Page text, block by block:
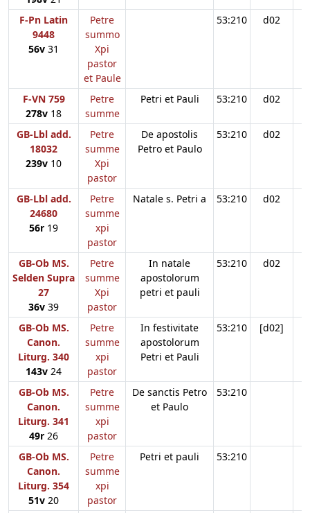
F-Pn Latin
9448
56v 31
Petre
summo
Xpi
pastor
et Paule
53:210 d02
F-VN 759
278v 18
Petre
summe
Petri et Pauli 53:210 d02
GB-Lbl add.
18032
239v 10
Petre
summe
Xpi
pastor
De apostolis
Petro et Paulo
53:210 d02
GB-Lbl add.
24680
56r 19
Petre
summe
xpi
pastor
Natale s. Petri a 53:210 d02
GB-Ob MS.
Selden Supra
27
36v 39
Petre
summe
Xpi
pastor
In natale
apostolorum
petri et pauli
53:210 d02
GB-Ob MS.
Canon.
Liturg. 340
143v 24
Petre
summe
xpi
pastor
In festivitate
apostolorum
Petri et Pauli
53:210 [d02]
GB-Ob MS.
Canon.
Liturg. 341
49r 26
Petre
summe
xpi
pastor
De sanctis Petro
et Paulo
53:210
GB-Ob MS.
Canon.
Liturg. 354
51v 20
Petre
summe
xpi
pastor
Petri et pauli 53:210